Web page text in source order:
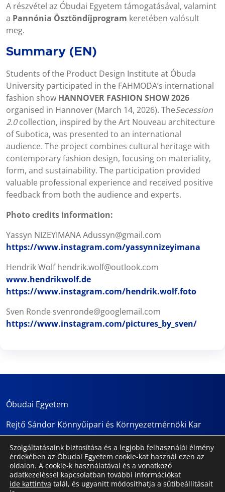
A részvétel az Óbudai Egyetem támogatásával, valamint
a Pannónia Ösztöndíjprogram keretében valósult
meg.
Summary (EN)
Students of the Product Design Institute at Óbuda
University participated in the FAHMODA’s international
fashion show HANNOVER FASHION SHOW 2026
organised in Hannover (March 14, 2026). TheSecession
2.0collection, inspired by the Art Nouveau architecture
of Subotica, was presented to an international
audience. The project combines cultural heritage with
contemporary fashion design, focusing on materiality,
form, and sustainability. The participation provided
valuable professional experience and received positive
feedback from both the audience and experts.
Photo credits information:
Yassyn NIZEYIMANA Adussyn@gmail.com
https://www.instagram.com/yassynnizeyimana
Hendrik Wolf hendrik.wolf@outlook.com
www.hendrikwolf.de
https://www.instagram.com/hendrik.wolf.foto
Sven Ronde svenronde@googlemail.com
https://www.instagram.com/pictures_by_sven/
Óbudai Egyetem
Rejtő Sándor Könnyűipari és Környezetmérnöki Kar
Terméktervező Intézet
1034 Budapest, Doberdó út 6. III. és fél emelet
Szolgáltatásaink biztosítása és a legjobb felhasználói élmény
érdekében az Óbudai Egyetem cookie-kat használ ezen az
oldalon. A cookie-k használatával és a vonatkozó
adatkezeléssel kapcsolatban további információkat
ide kattintva talál, és ugyanitt módosíthatja a sütibeállításait